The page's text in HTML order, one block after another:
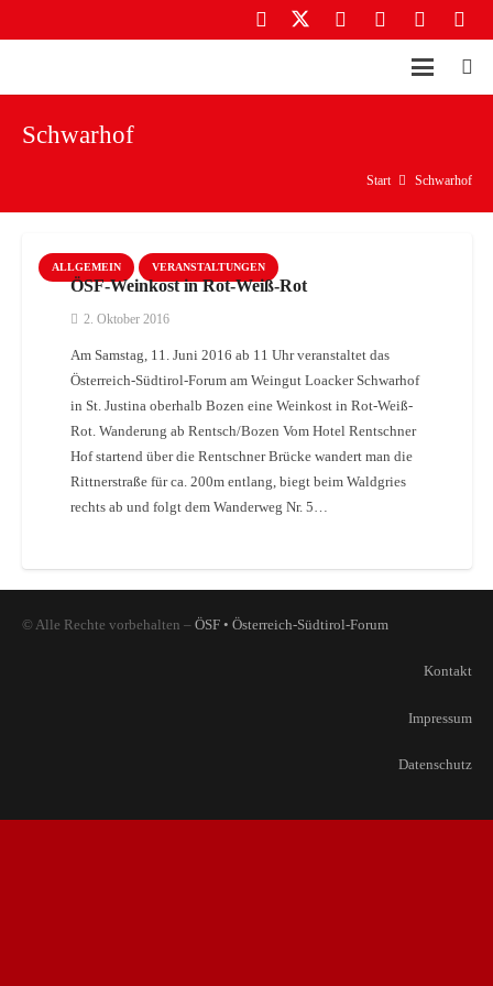
Schwarhof
Start Schwarhof
ALLGEMEIN VERANSTALTUNGEN
ÖSF-Weinkost in Rot-Weiß-Rot
2. Oktober 2016
Am Samstag, 11. Juni 2016 ab 11 Uhr veranstaltet das
Österreich-Südtirol-Forum am Weingut Loacker Schwarhof
in St. Justina oberhalb Bozen eine Weinkost in Rot-Weiß-
Rot. Wanderung ab Rentsch/Bozen Vom Hotel Rentschner
Hof startend über die Rentschner Brücke wandert man die
Rittnerstraße für ca. 200m entlang, biegt beim Waldgries
rechts ab und folgt dem Wanderweg Nr. 5…
© Alle Rechte vorbehalten – ÖSF • Österreich-Südtirol-Forum
Kontakt
Impressum
Datenschutz